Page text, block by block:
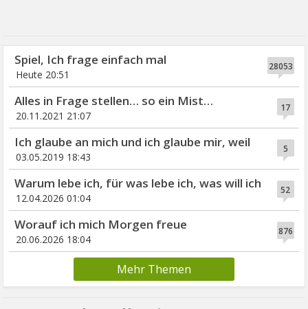
28053
Spiel, Ich frage einfach mal
Heute 20:51
17
Alles in Frage stellen… so ein Mist…
20.11.2021 21:07
5
Ich glaube an mich und ich glaube mir, weil
03.05.2019 18:43
52
Warum lebe ich, für was lebe ich, was will ich
12.04.2026 01:04
876
Worauf ich mich Morgen freue
20.06.2026 18:04
Mehr Themen